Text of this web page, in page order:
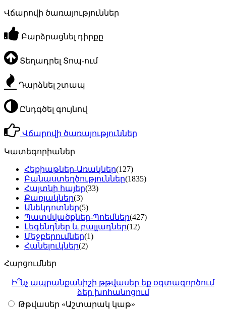
Վճարովի ծառայություններ
Բարձրացնել դիրքը
Տեղադրել Տոպ-ում
Դարձնել շտապ
Ընդգծել գույնով
Վճարովի ծառայություններ
Կատեգորիաներ
Հեքիաթներ-Առակներ(127)
Բանաստեղծություններ(1835)
Հայտնի հայեր(33)
Քառյակներ(3)
Անեկդոտներ(5)
Պատմվածքներ-Պոեմներ(427)
Լեգենդներ և բալլադներ(12)
Մեջբերումներ(1)
Հանելուկներ(2)
Հարցումներ
Ի՞նչ ապրանքանիշի թթվասեր եք օգտագործում
ձեր խոհանոցում
Թթվասեր «Աշտարակ կաթ»